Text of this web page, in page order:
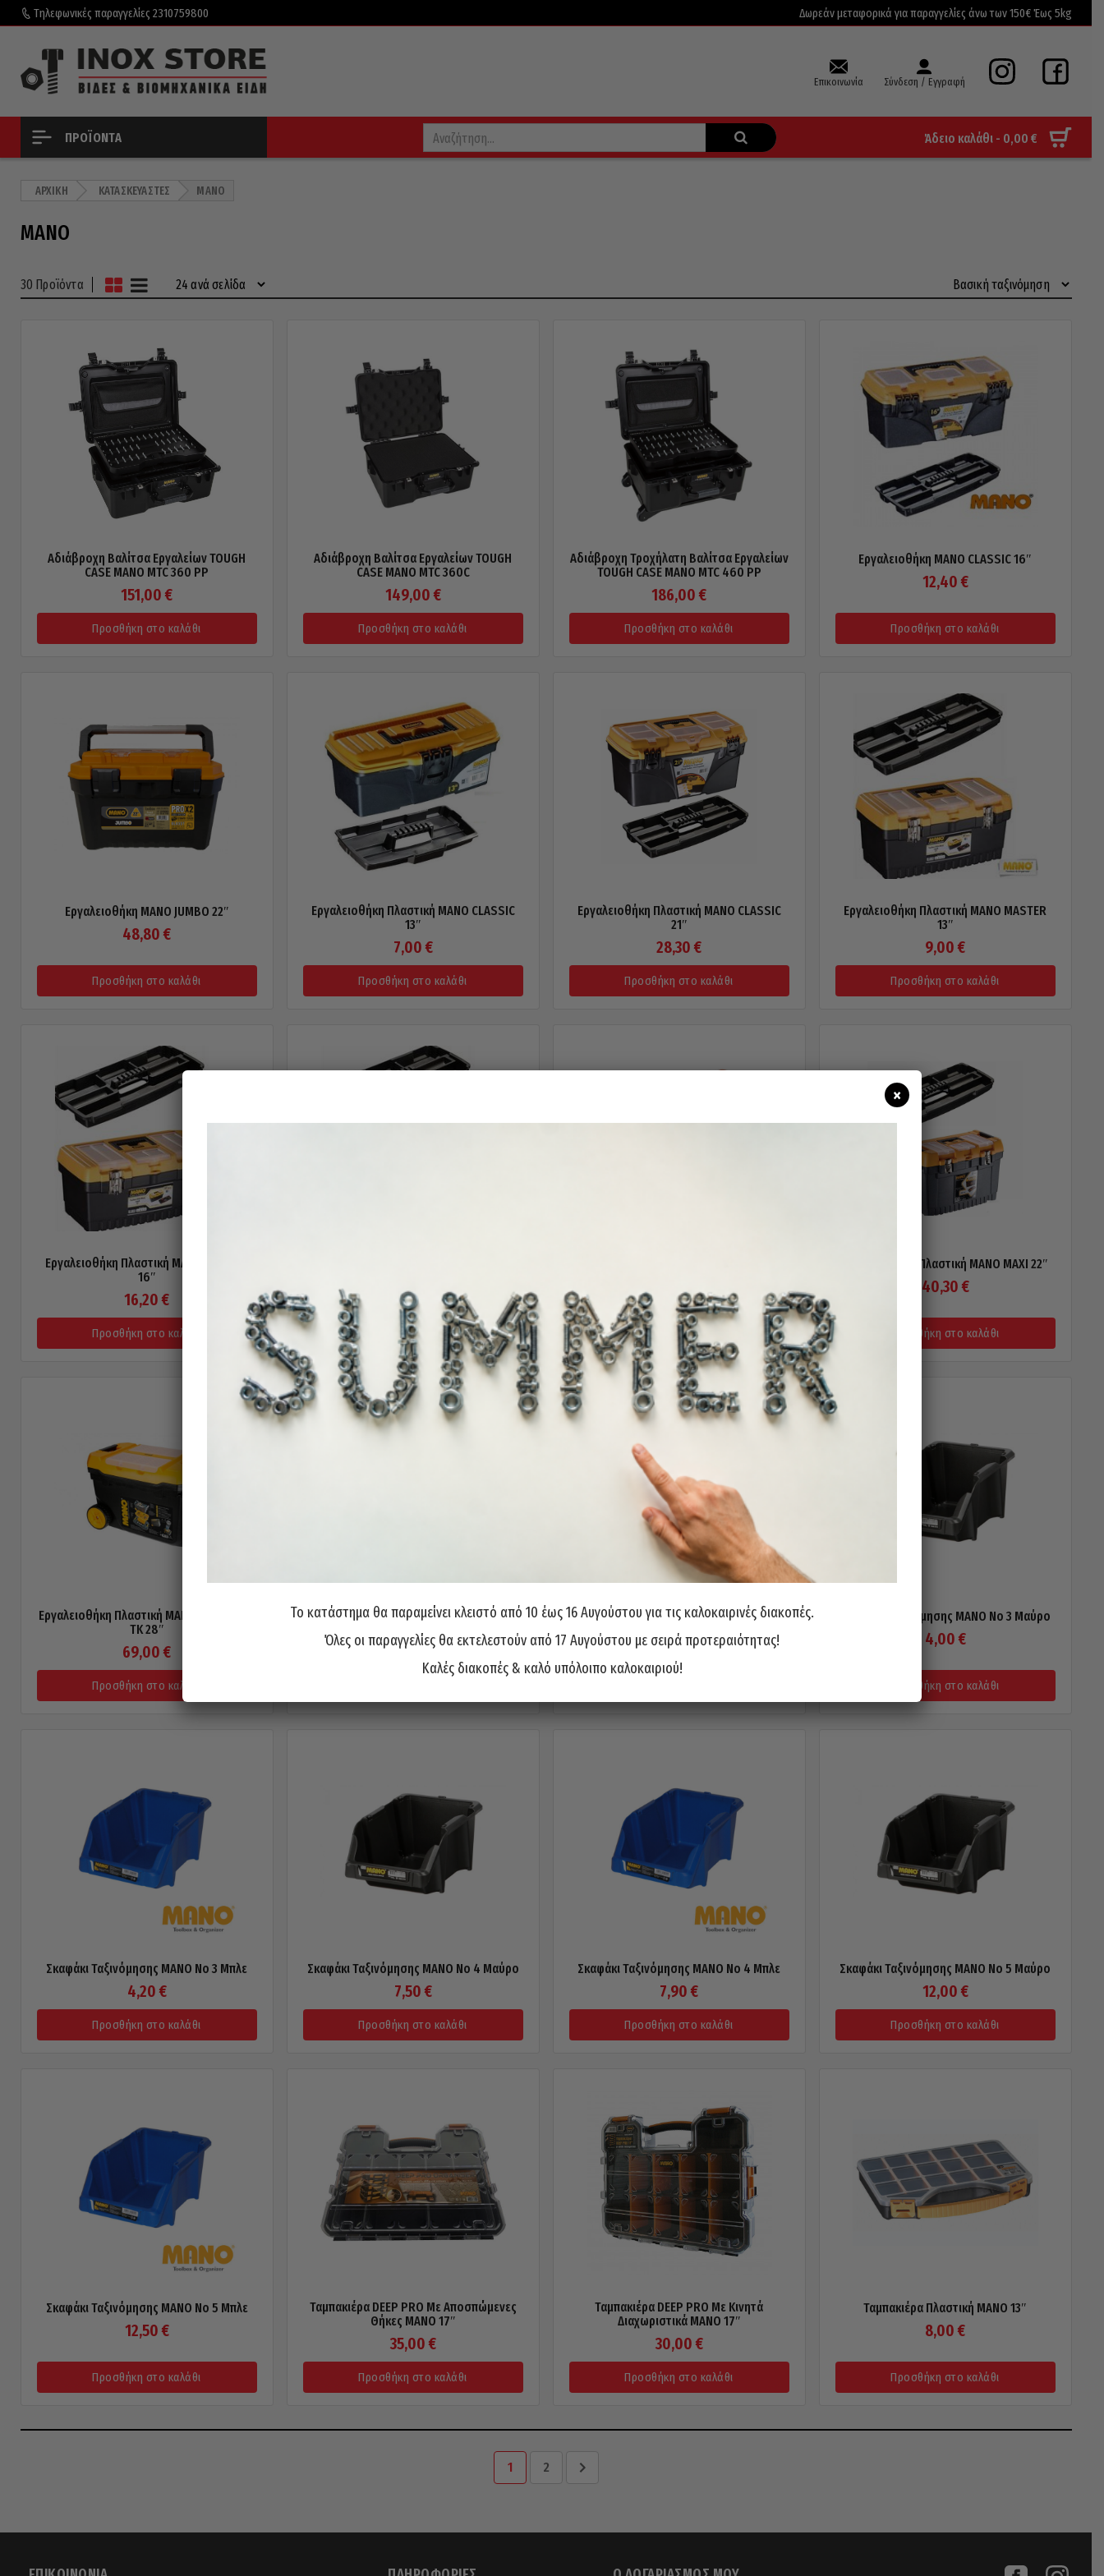
Τηλεφωνικές παραγγελίες 2310759800 Δωρεάν μεταφορικά για παραγγελίες άνω των 150€ Έως 5kg
Επικοινωνία Σύνδεση / Εγγραφή
ΠΡΟΪΌΝΤΑ Άδειο καλάθι - 0,00 €
ΑΡΧΙΚΉ ΚΑΤΑΣΚΕΥΑΣΤΈΣ MANO
MANO
30 Προϊόντα
Αδιάβροχη Βαλίτσα Εργαλείων TOUGH
CASE MANO MTC 360 PP
151,00 €
Προσθήκη στο καλάθι
Αδιάβροχη Βαλίτσα Εργαλείων TOUGH
CASE MANO MTC 360C
149,00 €
Προσθήκη στο καλάθι
Αδιάβροχη Τροχήλατη Βαλίτσα Εργαλείων
TOUGH CASE MANO MTC 460 PP
186,00 €
Προσθήκη στο καλάθι
Εργαλειοθήκη MANO CLASSIC 16″
12,40 €
Προσθήκη στο καλάθι
Εργαλειοθήκη MANO JUMBO 22″
48,80 €
Προσθήκη στο καλάθι
Εργαλειοθήκη Πλαστική MANO CLASSIC
13″
7,00 €
Προσθήκη στο καλάθι
Εργαλειοθήκη Πλαστική MANO CLASSIC
21″
28,30 €
Προσθήκη στο καλάθι
Εργαλειοθήκη Πλαστική MANO MASTER
13″
9,00 €
Προσθήκη στο καλάθι
Εργαλειοθήκη Πλαστική MANO MASTER
16″
16,20 €
Προσθήκη στο καλάθι
22,10
Προσθήκη στο καλάθι
33,90€
Προσθήκη στο καλάθι
Εργαλειοθήκη Πλαστική MANO MAXI 22″
40,30 €
Προσθήκη στο καλάθι
Εργαλειοθήκη Πλαστική MANO Τροχήλατη
TK 28″
69,00 €
Προσθήκη στο καλάθι
Σκαφάκι Ταξινόμησης MANO No 2 Μαύρο
3,00€
Σκαφάκι Ταξινόμησης MANO No 2 Μπλε
3,20€
Σκαφάκι Ταξινόμησης MANO No 3 Μαύρο
4,00 €
Προσθήκη στο καλάθι
Σκαφάκι Ταξινόμησης MANO No 3 Μπλε
4,20 €
Προσθήκη στο καλάθι
Σκαφάκι Ταξινόμησης MANO No 4 Μαύρο
7,50 €
Προσθήκη στο καλάθι
Σκαφάκι Ταξινόμησης MANO No 4 Μπλε
7,90 €
Προσθήκη στο καλάθι
Σκαφάκι Ταξινόμησης MANO No 5 Μαύρο
12,00 €
Προσθήκη στο καλάθι
Σκαφάκι Ταξινόμησης MANO No 5 Μπλε
12,50 €
Προσθήκη στο καλάθι
Ταμπακιέρα DEEP PRO Με Αποσπώμενες
Θήκες MANO 17″
35,00 €
Προσθήκη στο καλάθι
Ταμπακιέρα DEEP PRO Με Κινητά
Διαχωριστικά MANO 17″
30,00 €
Προσθήκη στο καλάθι
Ταμπακιέρα Πλαστική MANO 13″
8,00 €
Προσθήκη στο καλάθι
1 2
Το κατάστημα θα παραμείνει κλειστό από 10 έως 16 Αυγούστου για τις καλοκαιρινές διακοπές.
Όλες οι παραγγελίες θα εκτελεστούν από 17 Αυγούστου με σειρά προτεραιότητας!
Καλές διακοπές & καλό υπόλοιπο καλοκαιριού!
×